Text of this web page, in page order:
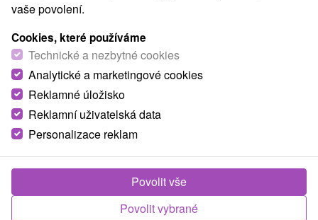
vaše povolení.
Cookies, které používáme
Technické a nezbytné cookies
Analytické a marketingové cookies
Reklamné úložisko
Reklamní uživatelská data
Personalizace reklam
Povolit vybrané
Povolit vše